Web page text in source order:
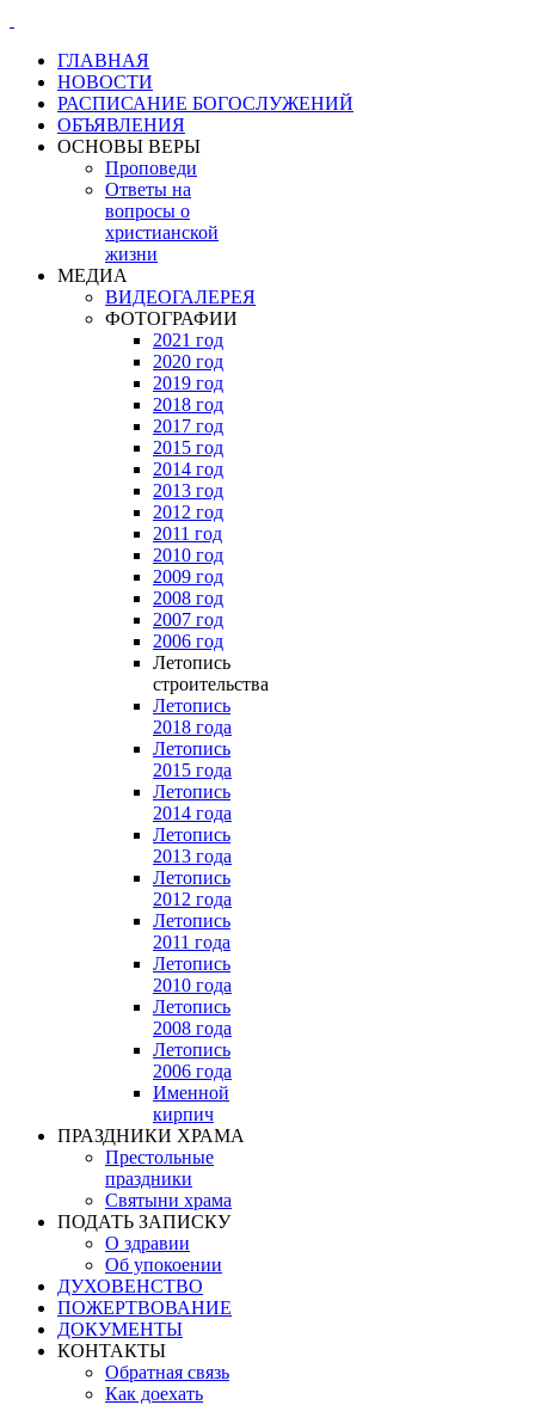
ГЛАВНАЯ
НОВОСТИ
РАСПИСАНИЕ БОГОСЛУЖЕНИЙ
ОБЪЯВЛЕНИЯ
ОСНОВЫ ВЕРЫ
Проповеди
Ответы на
вопросы о
христианской
жизни
МЕДИА
ВИДЕОГАЛЕРЕЯ
ФОТОГРАФИИ
2021 год
2020 год
2019 год
2018 год
2017 год
2015 год
2014 год
2013 год
2012 год
2011 год
2010 год
2009 год
2008 год
2007 год
2006 год
Летопись
строительства
Летопись
2018 года
Летопись
2015 года
Летопись
2014 года
Летопись
2013 года
Летопись
2012 года
Летопись
2011 года
Летопись
2010 года
Летопись
2008 года
Летопись
2006 года
Именной
кирпич
ПРАЗДНИКИ ХРАМА
Престольные
праздники
Святыни храма
ПОДАТЬ ЗАПИСКУ
О здравии
Об упокоении
ДУХОВЕНСТВО
ПОЖЕРТВОВАНИЕ
ДОКУМЕНТЫ
КОНТАКТЫ
Обратная связь
Как доехать